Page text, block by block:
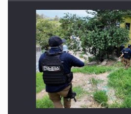
Catean casa por esquema de